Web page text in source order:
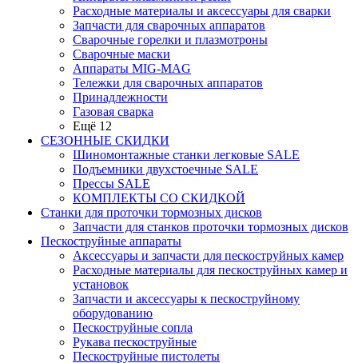
Расходные материалы и аксессуары для сварки
Запчасти для сварочных аппаратов
Сварочные горелки и плазмотроны
Сварочные маски
Аппараты MIG-MAG
Тележки для сварочных аппаратов
Принадлежности
Газовая сварка
Ещё 12
СЕЗОННЫЕ СКИДКИ
Шиномонтажные станки легковые SALE
Подъемники двухстоечные SALE
Прессы SALE
КОМПЛЕКТЫ СО СКИДКОЙ
Станки для проточки тормозных дисков
Запчасти для станков проточки тормозных дисков
Пескоструйные аппараты
Аксессуары и запчасти для пескоструйных камер
Расходные материалы для пескоструйных камер и
установок
Запчасти и аксессуары к пескоструйному
оборудованию
Пескоструйные сопла
Рукава пескоструйные
Пескоструйные пистолеты